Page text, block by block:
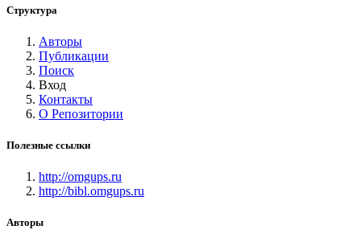
Структура
Авторы
Публикации
Поиск
Вход
Контакты
О Репозитории
Полезные ссылки
http://omgups.ru
http://bibl.omgups.ru
Авторы